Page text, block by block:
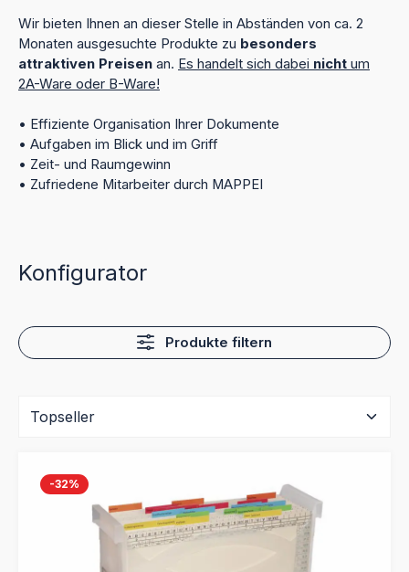
Wir bieten Ihnen an dieser Stelle in Abständen von ca. 2
Monaten ausgesuchte Produkte zu besonders
attraktiven Preisen an. Es handelt sich dabei nicht um
2A-Ware oder B-Ware!
• Effiziente Organisation Ihrer Dokumente
• Aufgaben im Blick und im Griff
• Zeit- und Raumgewinn
• Zufriedene Mitarbeiter durch MAPPEI
Konfigurator
Produkte filtern
-32%